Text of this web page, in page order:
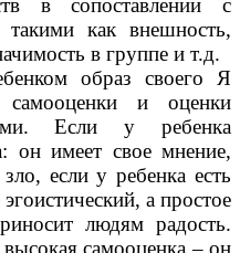
в сопоставлении с
такими как внешность,
в группе и т.д.
образ своего Я
самооценки и оценки
Если у ребенка
он имеет свое мнение,
если у ребенка есть
а простое
людям радость.